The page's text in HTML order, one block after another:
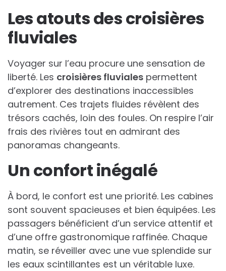
Les atouts des croisières
fluviales
Voyager sur l’eau procure une sensation de
liberté. Les croisières fluviales permettent
d’explorer des destinations inaccessibles
autrement. Ces trajets fluides révèlent des
trésors cachés, loin des foules. On respire l’air
frais des rivières tout en admirant des
panoramas changeants.
Un confort inégalé
À bord, le confort est une priorité. Les cabines
sont souvent spacieuses et bien équipées. Les
passagers bénéficient d’un service attentif et
d’une offre gastronomique raffinée. Chaque
matin, se réveiller avec une vue splendide sur
les eaux scintillantes est un véritable luxe.